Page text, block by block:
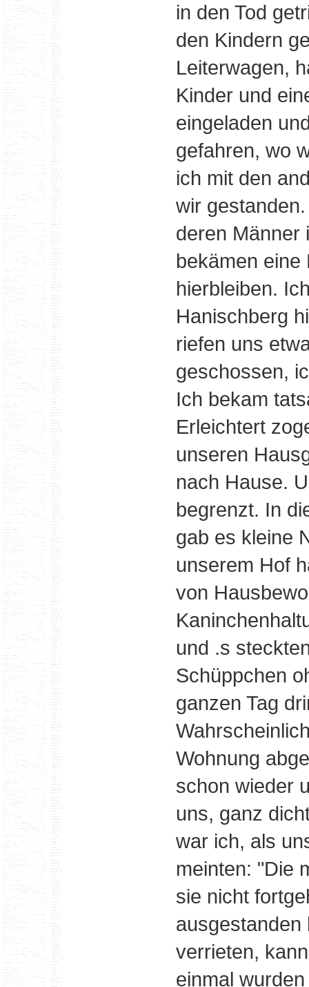
in den Tod
den Kindern
Leiterwagen,
Kinder und
eingeladen
gefahren, wo
ich mit den
wir
deren Männer
bekämen eine
hierbleiben.
Hanischberg
riefen uns
geschossen,
Ich bekam
Erleichtert
unseren
nach Hause.
begrenzt. In
gab es kleine
unserem Hof
von
und .s
Schüppchen
ganzen Tag
Wohnung
schon wieder
uns, ganz
war ich, als
meinten: "Die
sie nicht
ausgestanden
verrieten,
einmal